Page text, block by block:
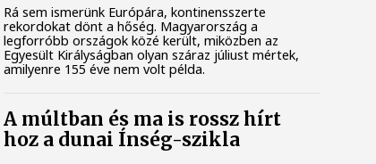
Rá sem ismerünk Európára, kontinensszerte
rekordokat dönt a hőség. Magyarország a
legforróbb országok közé került, miközben az
Egyesült Királyságban olyan száraz júliust mértek,
amilyenre 155 éve nem volt példa.
A múltban és ma is rossz hírt
hoz a dunai Ínség-szikla